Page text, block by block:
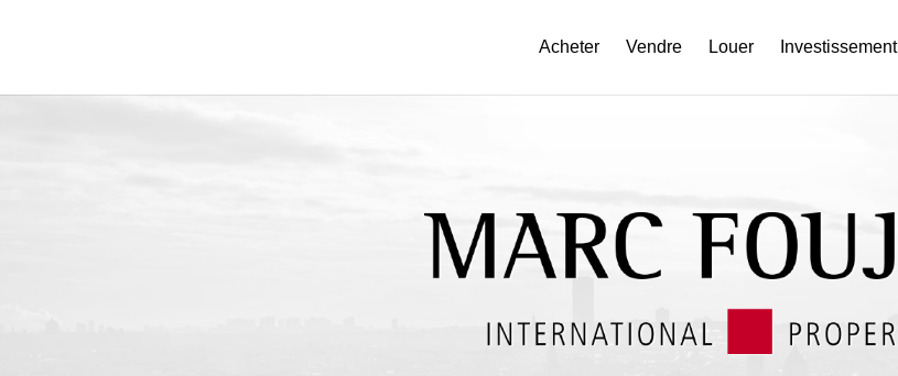
Acheter Vendre Louer Investissement